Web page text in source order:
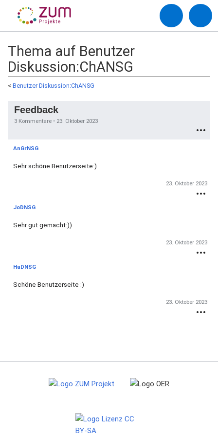
Thema auf Benutzer
Diskussion:ChANSG
< Benutzer Diskussion:ChANSG
Feedback
3 Kommentare • 23. Oktober 2023
AnGrNSG
Sehr schöne Benutzerseite:)
23. Oktober 2023
JoDNSG
Sehr gut gemacht:))
23. Oktober 2023
HaDNSG
Schöne Benutzerseite :)
23. Oktober 2023